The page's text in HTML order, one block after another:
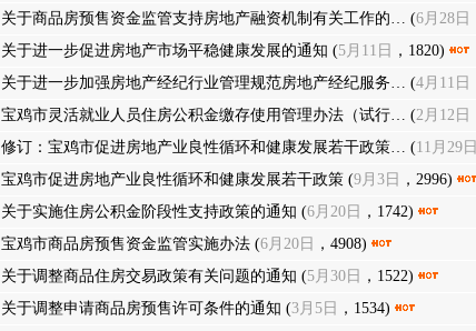
关于商品房预售资金监管支持房地产融资机制有关工作的… (6月28日
关于进一步促进房地产市场平稳健康发展的通知 (5月11日 ，1820)
关于进一步加强房地产经纪行业管理规范房地产经纪服务… (4月11日
宝鸡市灵活就业人员住房公积金缴存使用管理办法（试行… (2月12日
修订：宝鸡市促进房地产业良性循环和健康发展若干政策… (11月29日
宝鸡市促进房地产业良性循环和健康发展若干政策 (9月3日 ，2996)
关于实施住房公积金阶段性支持政策的通知 (6月20日 ，1742)
宝鸡市商品房预售资金监管实施办法 (6月20日 ，4908)
关于调整商品住房交易政策有关问题的通知 (5月30日 ，1522)
关于调整申请商品房预售许可条件的通知 (3月5日 ，1534)